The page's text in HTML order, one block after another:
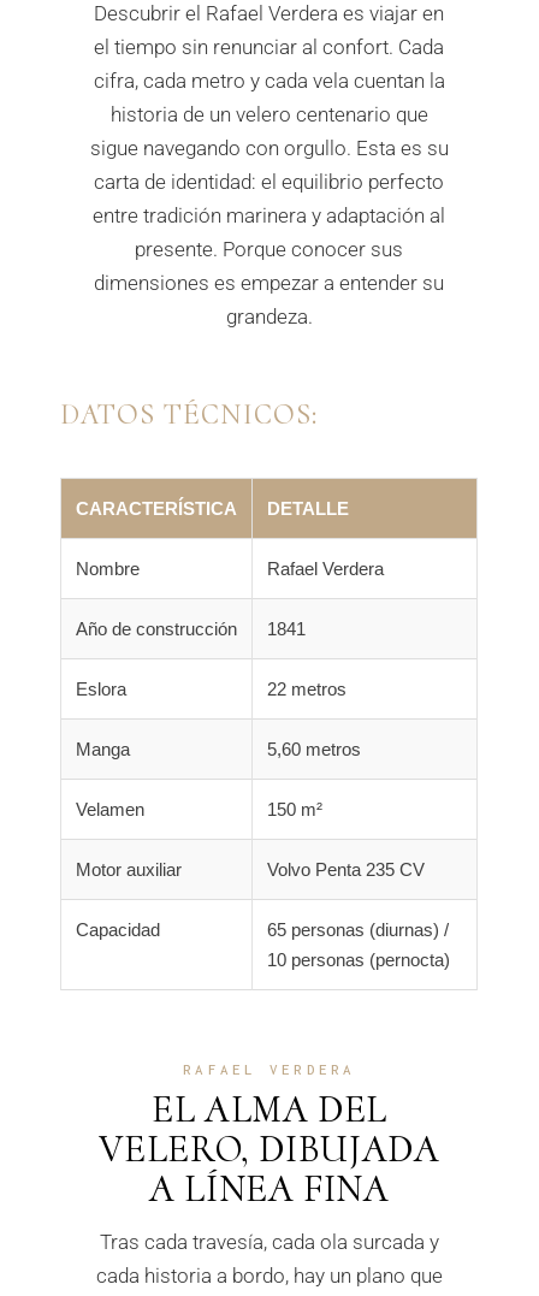
Descubrir el Rafael Verdera es viajar en
el tiempo sin renunciar al confort. Cada
cifra, cada metro y cada vela cuentan la
historia de un velero centenario que
sigue navegando con orgullo. Esta es su
carta de identidad: el equilibrio perfecto
entre tradición marinera y adaptación al
presente. Porque conocer sus
dimensiones es empezar a entender su
grandeza.
DATOS TÉCNICOS:
CARACTERÍSTICA DETALLE
Nombre Rafael Verdera
Año de construcción 1841
Eslora 22 metros
Manga 5,60 metros
Velamen 150 m²
Motor auxiliar Volvo Penta 235 CV
Capacidad
65 personas (diurnas) /
10 personas (pernocta)
RAFAEL VERDERA
EL ALMA DEL
VELERO, DIBUJADA
A LÍNEA FINA
Tras cada travesía, cada ola surcada y
cada historia a bordo, hay un plano que